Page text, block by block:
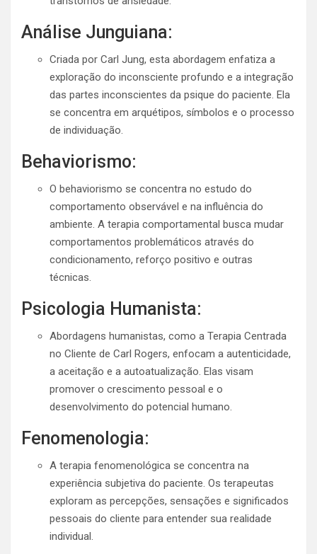
Análise Junguiana:
Criada por Carl Jung, esta abordagem enfatiza a
exploração do inconsciente profundo e a integração
das partes inconscientes da psique do paciente. Ela
se concentra em arquétipos, símbolos e o processo
de individuação.
Behaviorismo:
O behaviorismo se concentra no estudo do
comportamento observável e na influência do
ambiente. A terapia comportamental busca mudar
comportamentos problemáticos através do
condicionamento, reforço positivo e outras
técnicas.
Psicologia Humanista:
Abordagens humanistas, como a Terapia Centrada
no Cliente de Carl Rogers, enfocam a autenticidade,
a aceitação e a autoatualização. Elas visam
promover o crescimento pessoal e o
desenvolvimento do potencial humano.
Fenomenologia:
A terapia fenomenológica se concentra na
experiência subjetiva do paciente. Os terapeutas
exploram as percepções, sensações e significados
pessoais do cliente para entender sua realidade
individual.